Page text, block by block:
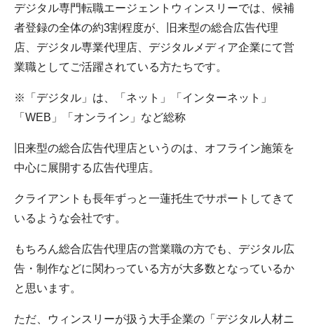
デジタル専門転職エージェントウィンスリーでは、候補
者登録の全体の約3割程度が、旧来型の総合広告代理
店、デジタル専業代理店、デジタルメディア企業にて営
業職としてご活躍されている方たちです。
※「デジタル」は、「ネット」「インターネット」
「WEB」「オンライン」など総称
旧来型の総合広告代理店というのは、オフライン施策を
中心に展開する広告代理店。
クライアントも長年ずっと一蓮托生でサポートしてきて
いるような会社です。
もちろん総合広告代理店の営業職の方でも、デジタル広
告・制作などに関わっている方が大多数となっているか
と思います。
ただ、ウィンスリーが扱う大手企業の「デジタル人材ニ